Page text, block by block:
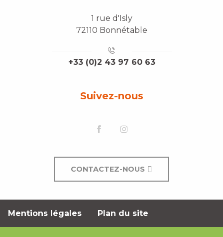
1 rue d'Isly
72110 Bonnétable
+33 (0)2 43 97 60 63
Suivez-nous
CONTACTEZ-NOUS
Mentions légales Plan du site